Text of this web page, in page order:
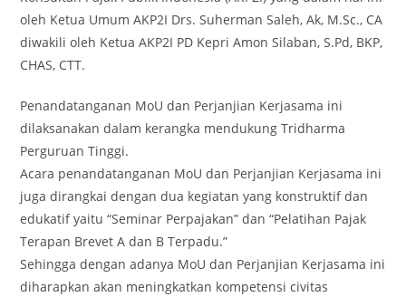
oleh Ketua Umum AKP2I Drs. Suherman Saleh, Ak, M.Sc., CA
diwakili oleh Ketua AKP2I PD Kepri Amon Silaban, S.Pd, BKP,
CHAS, CTT.
Penandatanganan MoU dan Perjanjian Kerjasama ini
dilaksanakan dalam kerangka mendukung Tridharma
Perguruan Tinggi.
Acara penandatanganan MoU dan Perjanjian Kerjasama ini
juga dirangkai dengan dua kegiatan yang konstruktif dan
edukatif yaitu “Seminar Perpajakan” dan “Pelatihan Pajak
Terapan Brevet A dan B Terpadu.”
Sehingga dengan adanya MoU dan Perjanjian Kerjasama ini
diharapkan akan meningkatkan kompetensi civitas